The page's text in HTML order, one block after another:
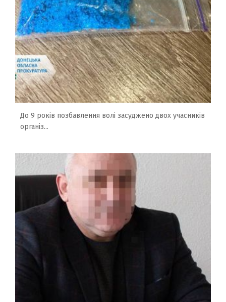
До 9 років позбавлення волі засуджено двох учасників
організ...